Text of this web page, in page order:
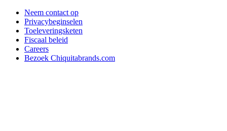
Neem contact op
Privacybeginselen
Toeleveringsketen
Fiscaal beleid
Careers
Bezoek Chiquitabrands.com